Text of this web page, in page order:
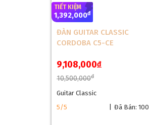
TIẾT KIỆM
1,392,000đ
ĐÀN GUITAR CLASSIC
CORDOBA C5-CE
9,108,000đ
10,500,000đ
Guitar Classic
5/5
Đã Bán: 100